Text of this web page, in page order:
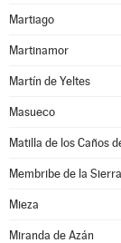
Martiago
Martinamor
Martín de Yeltes
Masueco
Matilla de los Caños
Membribe de la Sierra
Mieza
Miranda de Azán